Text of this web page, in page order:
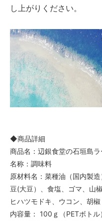
し上がりください。
◆商品詳細
商品名：辺銀食堂の石垣島ラ
名称：調味料
原材料名：菜種油（国内製
豆(大豆）、食塩、ゴマ、山
ヒハツモドキ、ウコン、胡椒
内容量： 100ｇ（PETボトル